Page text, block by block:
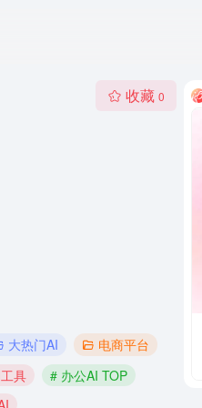
收藏 0
大热门AI
电商平台
具
# 办公AI TOP